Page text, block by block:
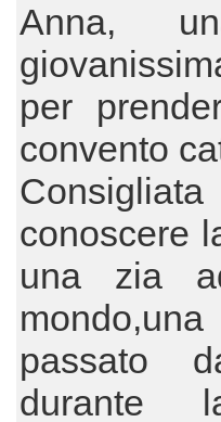
Anna,
per
convento
conoscere
una zia
passato
durante